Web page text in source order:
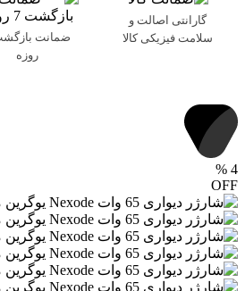
گارانتی اصالت و
سلامت فیزیکی کالا
روزه
4
%
OFF